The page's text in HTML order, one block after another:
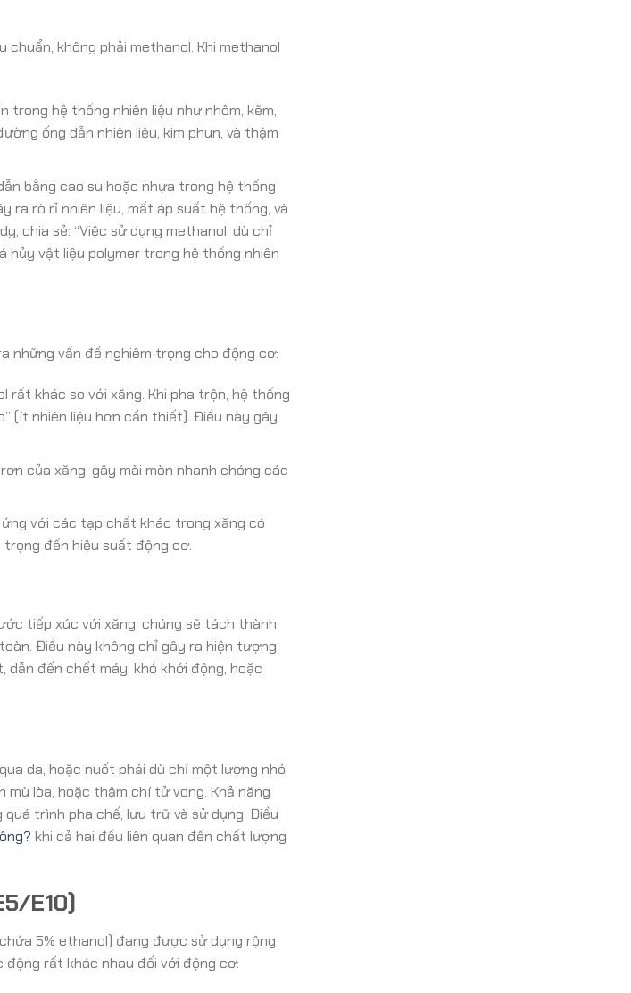
không phải methanol. Khi methanol
trong hệ thống nhiên liệu như nhôm, kẽm,
ống dẫn nhiên liệu, kim phun, và thậm
bằng cao su hoặc nhựa trong hệ thống
ra rò rỉ nhiên liệu, mất áp suất hệ thống, và
chia sẻ: “Việc sử dụng methanol, dù chỉ
hủy vật liệu polymer trong hệ thống nhiên
những vấn đề nghiêm trọng cho động cơ:
rất khác so với xăng. Khi pha trộn, hệ thống
(ít nhiên liệu hơn cần thiết). Điều này gây
của xăng, gây mài mòn nhanh chóng các
với các tạp chất khác trong xăng có
trọng đến hiệu suất động cơ.
tiếp xúc với xăng, chúng sẽ tách thành
Điều này không chỉ gây ra hiện tượng
dẫn đến chết máy, khó khởi động, hoặc
da, hoặc nuốt phải dù chỉ một lượng nhỏ
lòa, hoặc thậm chí tử vong. Khả năng
trình pha chế, lưu trữ và sử dụng. Điều
khi cả hai đều liên quan đến chất lượng
E10)
5% ethanol) đang được sử dụng rộng
động rất khác nhau đối với động cơ: